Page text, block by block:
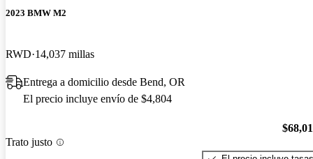
2023 BMW M2
RWD 14,037 millas
Entrega a domicilio desde Bend, OR
El precio incluye envío de $4,804
Trato justo